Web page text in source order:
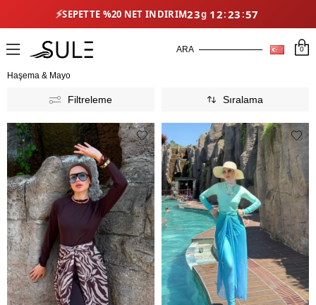
⚡SEPETTE %20 NET İNDIRIM23 12 23 53
0
Haşema & Mayo
Filtreleme Sıralama